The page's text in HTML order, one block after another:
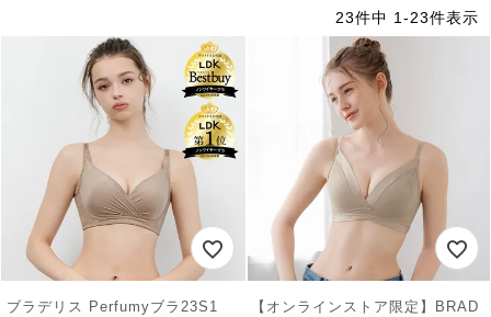
23件中 1 -23件表示
ブラデリス Perfumyブラ23S1
【オンラインストア限定】BRAD